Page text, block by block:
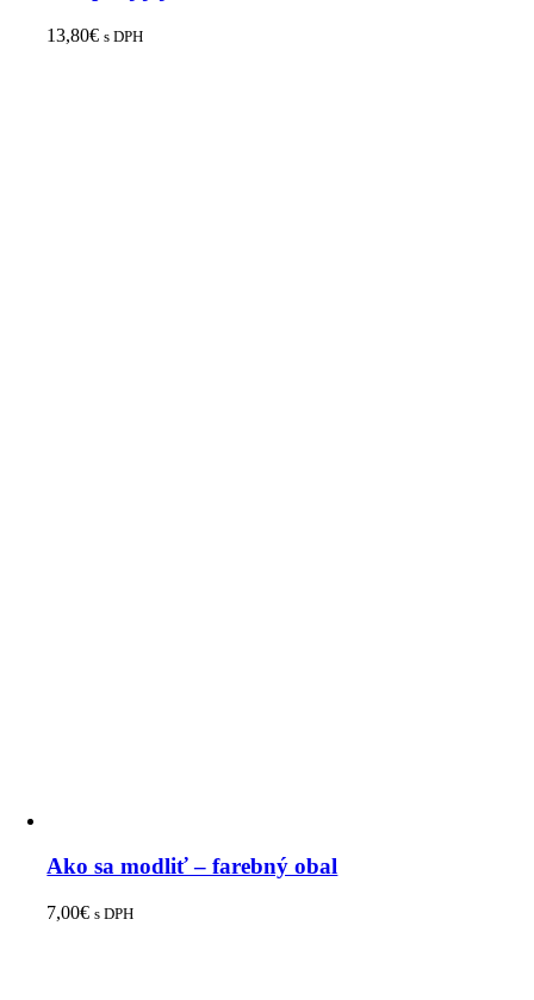
13,80€ s DPH
Ako sa modliť – farebný obal
7,00€ s DPH